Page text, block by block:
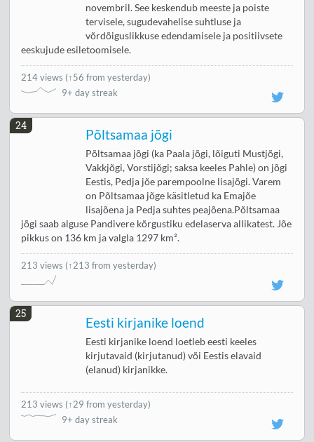
novembril. See keskendub meeste ja poiste
tervisele, sugudevahelise suhtluse ja
võrdõiguslikkuse edendamisele ja positiivsete
eeskujude esiletoomisele.
214 views (↑56 from yesterday)
9+ day streak
24
Põltsamaa jõgi
Põltsamaa jõgi (ka Paala jõgi, lõiguti Mustjõgi,
Vakkjõgi, Vorstijõgi; saksa keeles Pahle) on jõgi
Eestis, Pedja jõe parempoolne lisajõgi. Varem
on Põltsamaa jõge käsitletud ka Emajõe
lisajõena ja Pedja suhtes peajõena.Põltsamaa
jõgi saab alguse Pandivere kõrgustiku edelaserva allikatest. Jõe
pikkus on 136 km ja valgla 1297 km².
213 views (↑213 from yesterday)
25
Eesti kirjanike loend
Eesti kirjanike loend loetleb eesti keeles
kirjutavaid (kirjutanud) või Eestis elavaid
(elanud) kirjanikke.
213 views (↑29 from yesterday)
9+ day streak